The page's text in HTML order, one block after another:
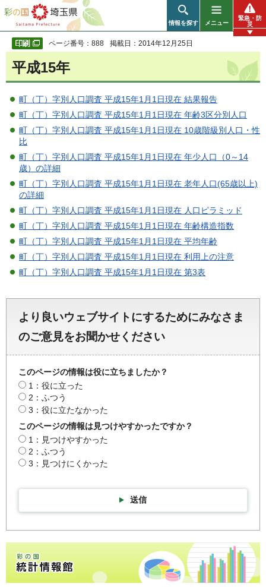
彩の国 埼玉県
情報を探す メニュー
緊急・防
災
ページ番号：888 掲載日：2014年12月25日
平成15年
町（丁）字別人口調査 平成15年1月1日現在 結果報告
町（丁）字別人口調査 平成15年1月1日現在 年齢3区分別人口
町（丁）字別人口調査 平成15年1月1日現在 10歳階級別人口・性
比
町（丁）字別人口調査 平成15年1月1日現在 年少人口（0～14
歳）の詳細
町（丁）字別人口調査 平成15年1月1日現在 老年人口(65歳以上)
の詳細
町（丁）字別人口調査 平成15年1月1日現在 人口ピラミッド
町（丁）字別人口調査 平成15年1月1日現在 年齢構造指数
町（丁）字別人口調査 平成15年1月1日現在 平均年齢
町（丁）字別人口調査 平成15年1月1日現在 利用上の注意
町（丁）字別人口調査 平成15年1月1日現在 第3表
より良いウェブサイトにするためにみなさま
のご意見をお聞かせください
このページの情報は役に立ちましたか？
1：役に立った
2：ふつう
3：役に立たなかった
このページの情報は見つけやすかったですか？
1：見つけやすかった
2：ふつう
3：見つけにくかった
送信
彩の国統計情報館トップページ